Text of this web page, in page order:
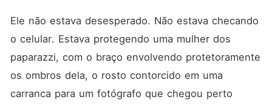
Ele não estava desesperado. Não estava checando
o celular. Estava protegendo uma mulher dos
paparazzi, com o braço envolvendo protetoramente
os ombros dela, o rosto contorcido em uma
carranca para um fotógrafo que chegou perto